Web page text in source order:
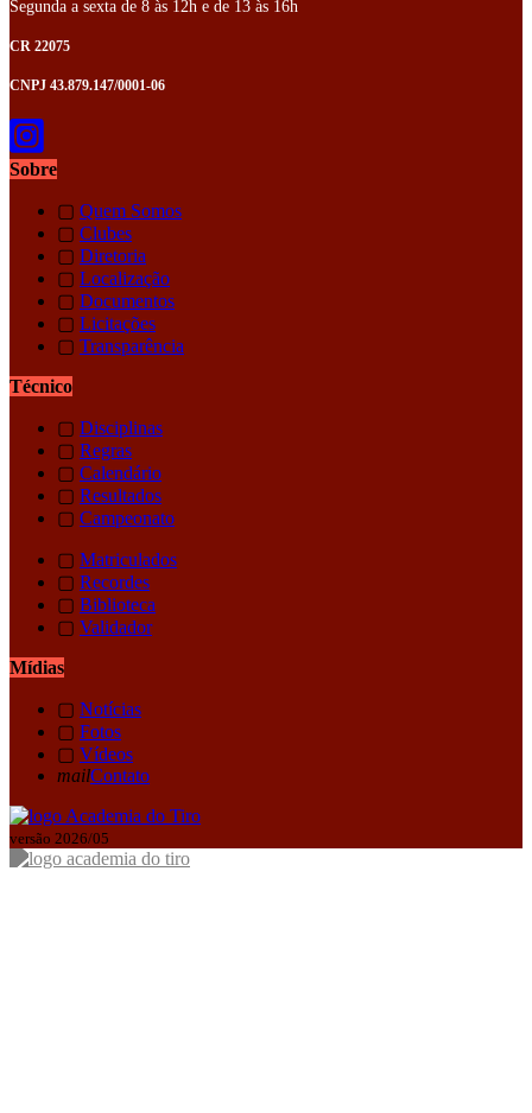
Segunda a sexta de 8 às 12h e de 13 às 16h
CR 22075
CNPJ 43.879.147/0001-06
Sobre
▢ Quem Somos
▢ Clubes
▢ Diretoria
▢ Localização
▢ Documentos
▢ Licitações
▢ Transparência
Técnico
▢ Disciplinas
▢ Regras
▢ Calendário
▢ Resultados
▢ Campeonato
▢ Matriculados
▢ Recordes
▢ Biblioteca
▢ Validador
Mídias
▢ Notícias
▢ Fotos
▢ Vídeos
mailContato
versão 2026/05